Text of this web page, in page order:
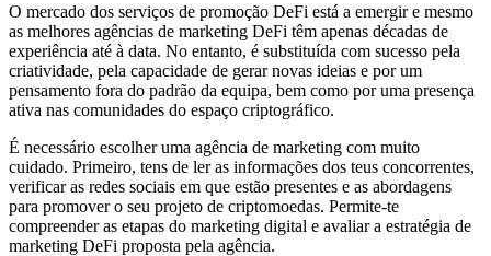
O mercado dos serviços de promoção DeFi está a emergir e mesmo
as melhores agências de marketing DeFi têm apenas décadas de
experiência até à data. No entanto, é substituída com sucesso pela
criatividade, pela capacidade de gerar novas ideias e por um
pensamento fora do padrão da equipa, bem como por uma presença
ativa nas comunidades do espaço criptográfico.
É necessário escolher uma agência de marketing com muito
cuidado. Primeiro, tens de ler as informações dos teus concorrentes,
verificar as redes sociais em que estão presentes e as abordagens
para promover o seu projeto de criptomoedas. Permite-te
compreender as etapas do marketing digital e avaliar a estratégia de
marketing DeFi proposta pela agência.